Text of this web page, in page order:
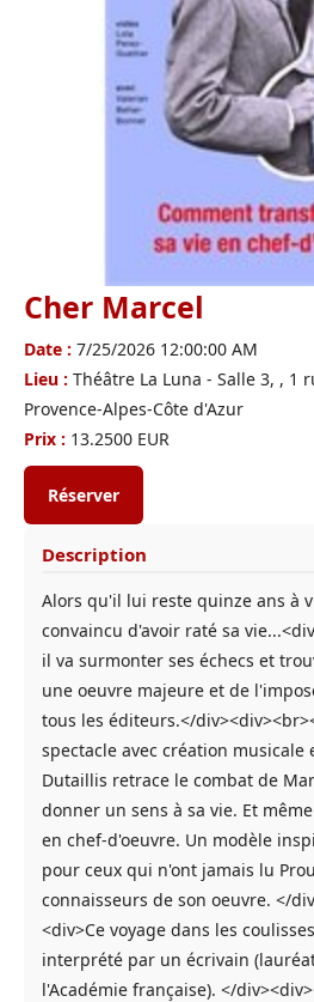
Cher Marcel
Date : 7/25/2026 12:00:00 AM
Lieu : Théâtre La Luna - Salle 3, , 1
Provence-Alpes-Côte d'Azur
Prix : 13.2500 EUR
Réserver
Description
Alors qu'il lui reste quinze ans à
convaincu d'avoir raté sa
il va surmonter ses échecs et
une oeuvre majeure et de
tous les éditeurs.</
spectacle avec création musicale
Dutaillis retrace le combat de
donner un sens à sa vie. Et
en chef-d'oeuvre. Un modèle
pour ceux qui n'ont jamais lu
connaisseurs de son oeuvre. </
<div>Ce voyage dans les
interprété par un écrivain
l'Académie française). </